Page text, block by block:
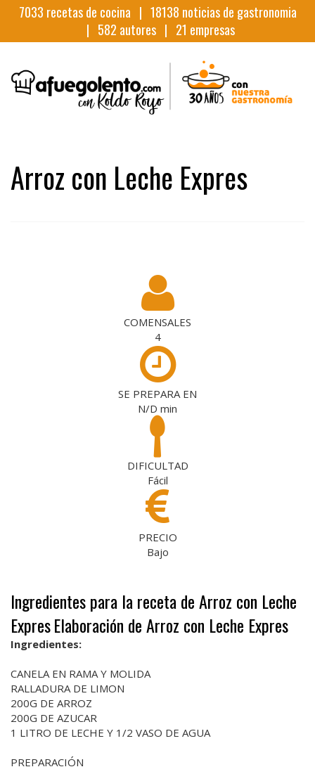
7033 recetas de cocina | 18138 noticias de gastronomia
| 582 autores | 21 empresas
Arroz con Leche Expres
COMENSALES
4
SE PREPARA EN
N/D min
DIFICULTAD
Fácil
PRECIO
Bajo
Ingredientes para la receta de Arroz con Leche
ExpresElaboración de Arroz con Leche Expres
Ingredientes:
CANELA EN RAMA Y MOLIDA
RALLADURA DE LIMON
200G DE ARROZ
200G DE AZUCAR
1 LITRO DE LECHE Y 1/2 VASO DE AGUA
PREPARACIÓN